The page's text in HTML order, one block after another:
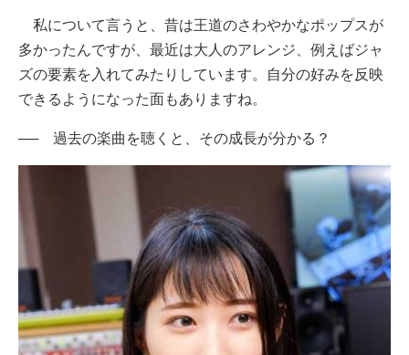
私について言うと、昔は王道のさわやかなポップスが
多かったんですが、最近は大人のアレンジ、例えばジャ
ズの要素を入れてみたりしています。自分の好みを反映
できるようになった面もありますね。
── 過去の楽曲を聴くと、その成長が分かる？